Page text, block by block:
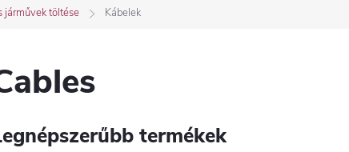
járművek töltése Kábelek
termékek